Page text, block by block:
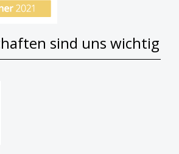
sind uns wichtig